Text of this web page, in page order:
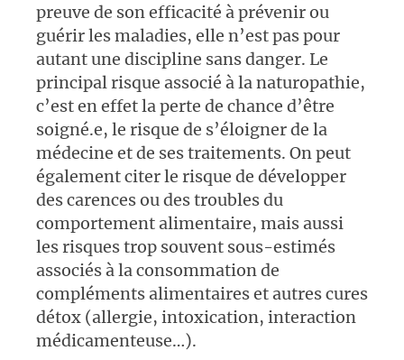
preuve de son efficacité à prévenir ou
guérir les maladies, elle n’est pas pour
autant une discipline sans danger. Le
principal risque associé à la naturopathie,
c’est en effet la perte de chance d’être
soigné.e, le risque de s’éloigner de la
médecine et de ses traitements. On peut
également citer le risque de développer
des carences ou des troubles du
comportement alimentaire, mais aussi
les risques trop souvent sous-estimés
associés à la consommation de
compléments alimentaires et autres cures
détox (allergie, intoxication, interaction
médicamenteuse…).